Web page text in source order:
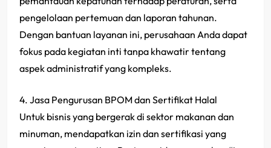
pengelolaan pertemuan dan laporan tahunan.
Dengan bantuan layanan ini, perusahaan Anda dapat
fokus pada kegiatan inti tanpa khawatir tentang
aspek administratif yang kompleks.
4. Jasa Pengurusan BPOM dan Sertifikat Halal
Untuk bisnis yang bergerak di sektor makanan dan
minuman, mendapatkan izin dan sertifikasi yang